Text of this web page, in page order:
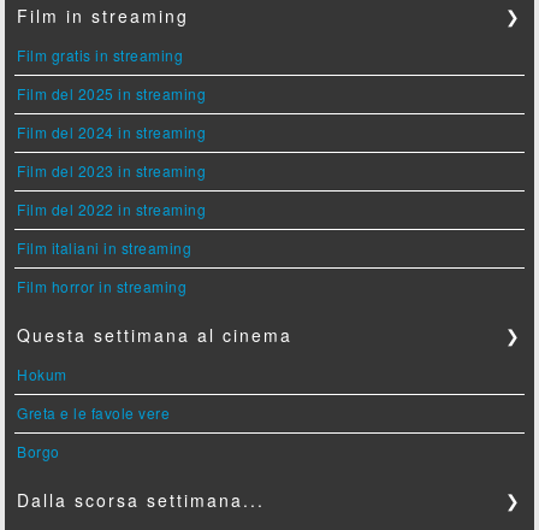
Film in streaming ❯
Film gratis in streaming
Film del 2025 in streaming
Film del 2024 in streaming
Film del 2023 in streaming
Film del 2022 in streaming
Film italiani in streaming
Film horror in streaming
Questa settimana al cinema ❯
Hokum
Greta e le favole vere
Borgo
Dalla scorsa settimana... ❯